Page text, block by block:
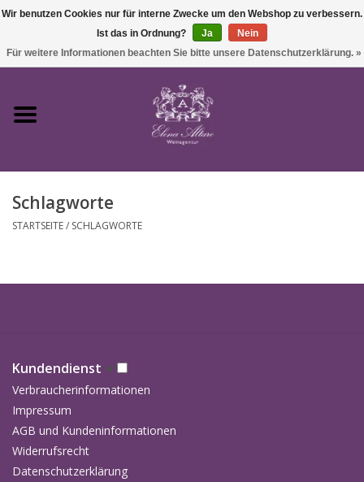
Startseite
Süßwein & Sekt
Presse
Weingut
Schlagworte
STARTSEITE/ SCHLAGWORTE
Kundendienst
Verbraucherinformationen
Impressum
AGB und Kundeninformationen
Widerrufsrecht
Datenschutzerklärung
Wir benutzen Cookies nur für interne Zwecke um den Webshop zu verbessern.
Ist das in Ordnung?
Ja
Nein
Für weitere Informationen beachten Sie bitte unsere Datenschutzerklärung. »